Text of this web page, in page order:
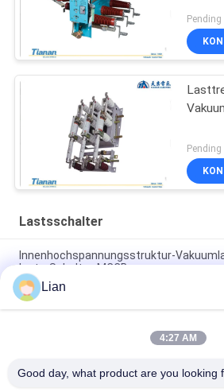
Lastsschalter
Innenhochspannungsstruktur-
lasts-Schalter-MCCB
Lasts-Schalter-Sicherung kombinierter
AIternative gegenwärtige Vakuum
Innenhochspannungslasts-Schalter,
Lian
4:27 AM
Good day, what product are you looking